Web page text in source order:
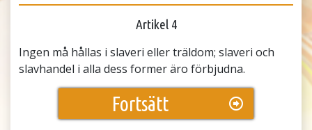
Artikel 4
Ingen må hållas i slaveri eller träldom; slaveri och
slavhandel i alla dess former äro förbjudna.
Fortsätt